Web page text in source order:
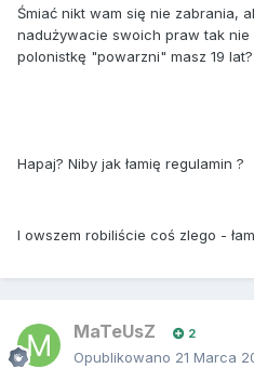
Śmiać nikt wam się nie zabrania,
nadużywacie swoich praw tak
polonistkę "powarzni" masz 19
Hapaj? Niby jak łamię regulamin ?
I owszem robiliście coś zlego -
MaTeUsZ 2
Opublikowano 21 Marca